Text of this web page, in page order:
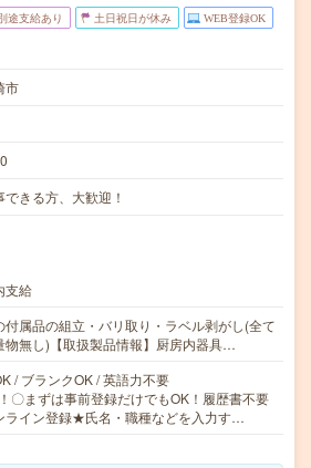
途支給あり 土日祝日が休み WEB登録OK
市
きる方、大歓迎！
支給
付属品の組立・バリ取り・ラベル剥がし(全て
物無し)【取扱製品情報】厨房内器具…
/ ブランクOK / 英語力不要
〇まずは事前登録だけでもOK！履歴書不要
ライン登録★氏名・職種などを入力す…